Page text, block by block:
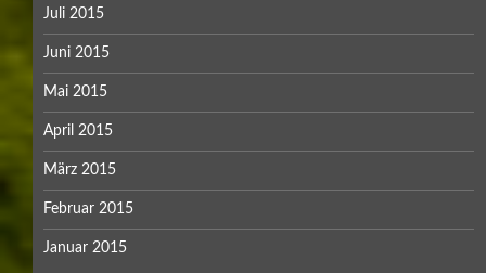
Juli 2015
Juni 2015
Mai 2015
April 2015
März 2015
Februar 2015
Januar 2015